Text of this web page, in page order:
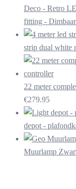
Deco - Retro
fitting -
strip dual white
22 meter
€279.95
depot -
Muurlamp